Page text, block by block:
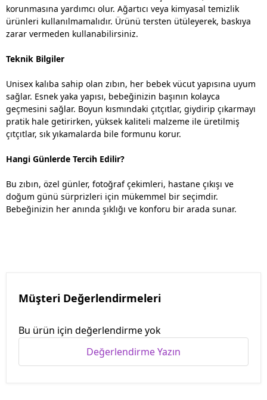
korunmasına yardımcı olur. Ağartıcı veya kimyasal temizlik
ürünleri kullanılmamalıdır. Ürünü tersten ütüleyerek, baskıya
zarar vermeden kullanabilirsiniz.
Teknik Bilgiler
Unisex kalıba sahip olan zıbın, her bebek vücut yapısına uyum
sağlar. Esnek yaka yapısı, bebeğinizin başının kolayca
geçmesini sağlar. Boyun kısmındaki çıtçıtlar, giydirip çıkarmayı
pratik hale getirirken, yüksek kaliteli malzeme ile üretilmiş
çıtçıtlar, sık yıkamalarda bile formunu korur.
Hangi Günlerde Tercih Edilir?
Bu zıbın, özel günler, fotoğraf çekimleri, hastane çıkışı ve
doğum günü sürprizleri için mükemmel bir seçimdir.
Bebeğinizin her anında şıklığı ve konforu bir arada sunar.
Müşteri Değerlendirmeleri
Bu ürün için değerlendirme yok
Değerlendirme Yazın